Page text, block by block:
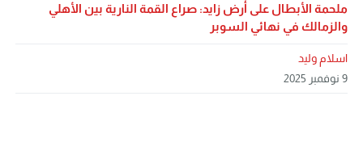
ملحمة الأبطال على أرض زايد: صراع القمة النارية بين الأهلي
والزمالك في نهائي السوبر
اسلام وليد
9 نوفمبر 2025